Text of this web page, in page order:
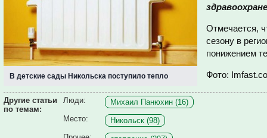
В детские сады Никольска поступило тепло
Отмечается,
сезону в
понижением
Фото:
Другие статьи
по темам:
Люди:
Михаил Панюхин (16)
Место:
Никольск (98)